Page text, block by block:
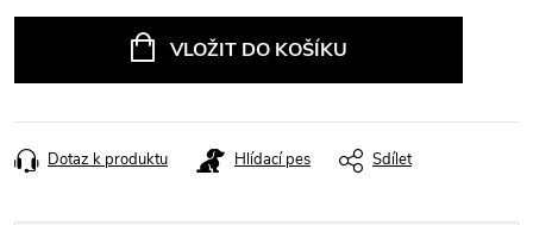
VLOŽIT DO KOŠÍKU
Dotaz k produktu Hlídací pes Sdílet